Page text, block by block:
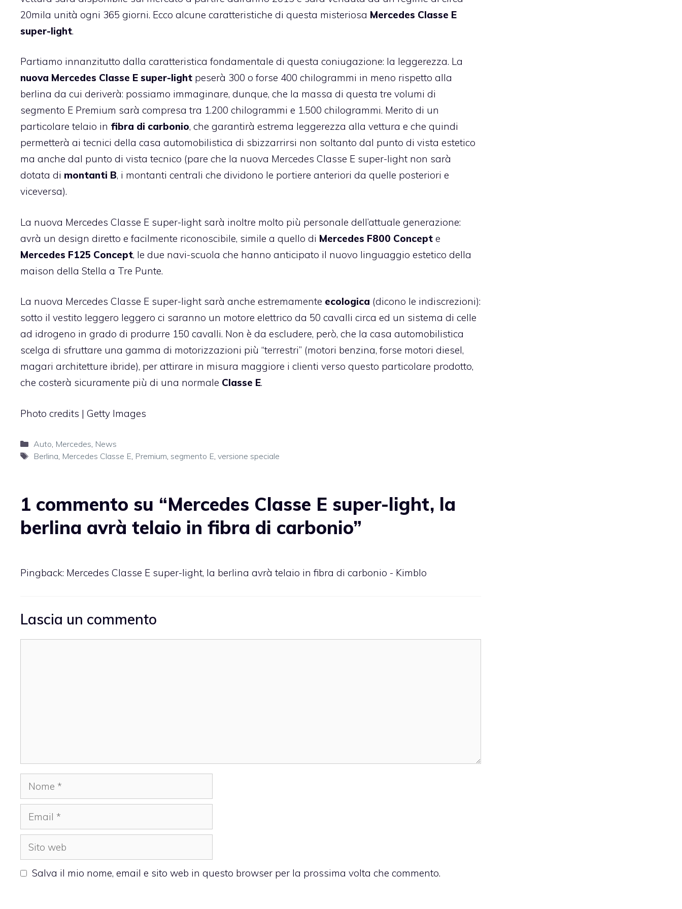
20mila unità ogni 365 giorni. Ecco alcune caratteristiche di questa misteriosa Mercedes Classe E
super-light.
Partiamo innanzitutto dalla caratteristica fondamentale di questa coniugazione: la leggerezza. La
nuova Mercedes Classe E super-light peserà 300 o forse 400 chilogrammi in meno rispetto alla
berlina da cui deriverà: possiamo immaginare, dunque, che la massa di questa tre volumi di
segmento E Premium sarà compresa tra 1.200 chilogrammi e 1.500 chilogrammi. Merito di un
particolare telaio in fibra di carbonio, che garantirà estrema leggerezza alla vettura e che quindi
permetterà ai tecnici della casa automobilistica di sbizzarrirsi non soltanto dal punto di vista estetico
ma anche dal punto di vista tecnico (pare che la nuova Mercedes Classe E super-light non sarà
dotata di montanti B, i montanti centrali che dividono le portiere anteriori da quelle posteriori e
viceversa).
La nuova Mercedes Classe E super-light sarà inoltre molto più personale dell’attuale generazione:
avrà un design diretto e facilmente riconoscibile, simile a quello di Mercedes F800 Concept e
Mercedes F125 Concept, le due navi-scuola che hanno anticipato il nuovo linguaggio estetico della
maison della Stella a Tre Punte.
La nuova Mercedes Classe E super-light sarà anche estremamente ecologica (dicono le indiscrezioni):
sotto il vestito leggero leggero ci saranno un motore elettrico da 50 cavalli circa ed un sistema di celle
ad idrogeno in grado di produrre 150 cavalli. Non è da escludere, però, che la casa automobilistica
scelga di sfruttare una gamma di motorizzazioni più “terrestri” (motori benzina, forse motori diesel,
magari architetture ibride), per attirare in misura maggiore i clienti verso questo particolare prodotto,
che costerà sicuramente più di una normale Classe E.
Photo credits | Getty Images
Categorie
Auto Mercedes News
Tag
Berlina Mercedes Classe E Premium segmento E versione speciale
1 commento su “Mercedes Classe E super-light, la
berlina avrà telaio in fibra di carbonio”
Pingback: Mercedes Classe E super-light, la berlina avrà telaio in fibra di carbonio - Kimblo
Lascia un commento
Nome
Email
Sito
web
Salva il mio nome, email e sito web in questo browser per la prossima volta che commento.